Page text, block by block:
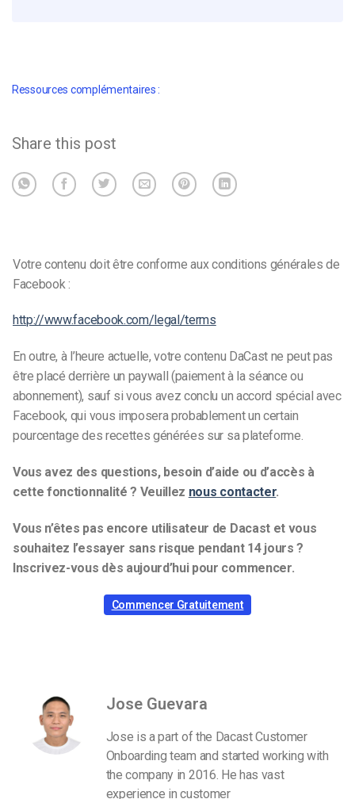
Ressources complémentaires :
Share this post
Votre contenu doit être conforme aux conditions générales de
Facebook :
http://www.facebook.com/legal/terms
En outre, à l’heure actuelle, votre contenu DaCast ne peut pas
être placé derrière un paywall (paiement à la séance ou
abonnement), sauf si vous avez conclu un accord spécial avec
Facebook, qui vous imposera probablement un certain
pourcentage des recettes générées sur sa plateforme.
Vous avez des questions, besoin d’aide ou d’accès à
cette fonctionnalité ? Veuillez nous contacter.
Vous n’êtes pas encore utilisateur de Dacast et vous
souhaitez l’essayer sans risque pendant 14 jours ?
Inscrivez-vous dès aujourd’hui pour commencer.
Commencer Gratuitement
Jose Guevara
Jose is a part of the Dacast Customer
Onboarding team and started working with
the company in 2016. He has vast
experience in customer